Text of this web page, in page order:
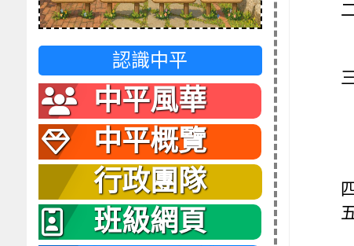
認識中平
中平風華
中平概覽
行政團隊
班級網頁